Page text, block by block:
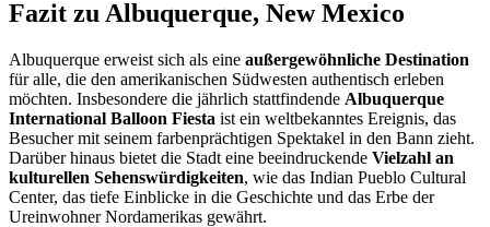
Fazit zu Albuquerque, New Mexico
Albuquerque erweist sich als eine außergewöhnliche Destination
für alle, die den amerikanischen Südwesten authentisch erleben
möchten. Insbesondere die jährlich stattfindende Albuquerque
International Balloon Fiesta ist ein weltbekanntes Ereignis, das
Besucher mit seinem farbenprächtigen Spektakel in den Bann zieht.
Darüber hinaus bietet die Stadt eine beeindruckende Vielzahl an
kulturellen Sehenswürdigkeiten, wie das Indian Pueblo Cultural
Center, das tiefe Einblicke in die Geschichte und das Erbe der
Ureinwohner Nordamerikas gewährt.